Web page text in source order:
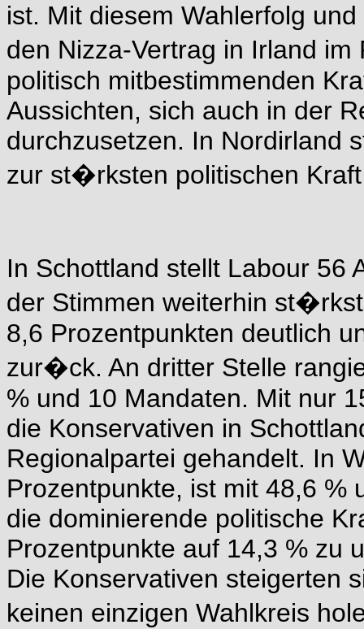
ist. Mit diesem Wahlerfolg
den Nizza-Vertrag in Irland
politisch mitbestimmenden
Aussichten, sich auch in der
durchzusetzen. In Nordirland
zur st�rksten politischen
In Schottland stellt Labour 56
der Stimmen weiterhin
8,6 Prozentpunkten deutlich
zur�ck. An dritter Stelle
% und 10 Mandaten. Mit nur
die Konservativen in
Regionalpartei gehandelt. In
Prozentpunkte, ist mit 48,6 %
die dominierende politische
Prozentpunkte auf 14,3 % zu
Die Konservativen steigerten
keinen einzigen Wahlkreis